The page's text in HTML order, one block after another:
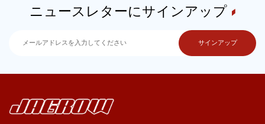
ニュースレターにサインアップ